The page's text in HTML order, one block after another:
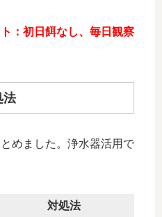
：初日餌なし、毎日観察
法
めました。浄水器活用で
対処法